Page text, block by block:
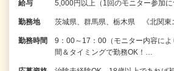
給与 5,000円以上（1回のモニター参加
勤務地 茨城県、群馬県、栃木県 《北関東
勤務時間
9：00～17：00（モニター内容に
間＆タイミングで勤務OK！…